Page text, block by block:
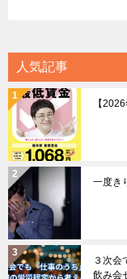
人気記事
【
一度き
３次会
飲み会